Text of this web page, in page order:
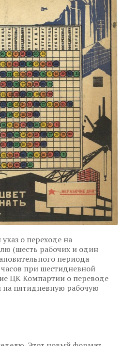
о переходе на
(шесть рабочих и один
периода
при шестидневной
ЦК Компартии о переводе
пятидневную рабочую